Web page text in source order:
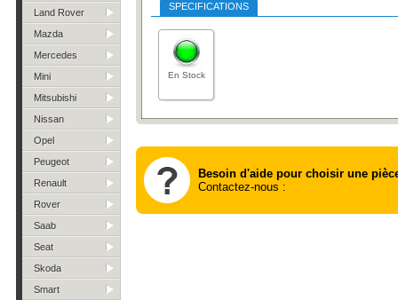
Land Rover
Mazda
Mercedes
Mini
Mitsubishi
Nissan
Opel
Peugeot
Renault
Rover
Saab
Seat
Skoda
Smart
SPECIFICATIONS
En Stock
Besoin d'aide pour choisir une
Contactez-nous :